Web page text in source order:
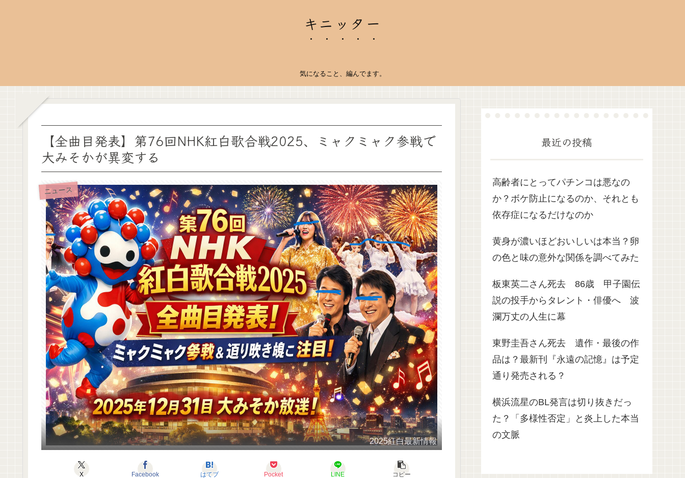
キニッター
気になること、編んでます。
【全曲目発表】第76回NHK紅白歌合戦2025、ミャクミャク参戦で
大みそかが異変する
ニュース
2025紅白最新情報
X Facebook はてブ Pocket LINE コピー
最近の投稿
高齢者にとってパチンコは悪なの
か？ボケ防止になるのか、それとも
依存症になるだけなのか
黄身が濃いほどおいしいは本当？卵
の色と味の意外な関係を調べてみた
板東英二さん死去 86歳 甲子園伝
説の投手からタレント・俳優へ 波
瀾万丈の人生に幕
東野圭吾さん死去 遺作・最後の作
品は？最新刊『永遠の記憶』は予定
通り発売される？
横浜流星のBL発言は切り抜きだっ
た？「多様性否定」と炎上した本当
の文脈